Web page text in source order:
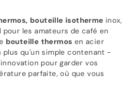
bouteille isotherme inox,
pour les amateurs de café en
bouteille thermos en acier
plus qu'un simple contenant -
pour garder vos
parfaite, où que vous